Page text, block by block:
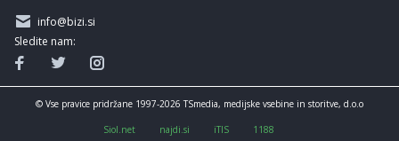
info@bizi.si
Sledite nam:
© Vse pravice pridržane 1997-2026 TSmedia, medijske vsebine in storitve, d.o.o
Siol.net najdi.si iTIS 1188